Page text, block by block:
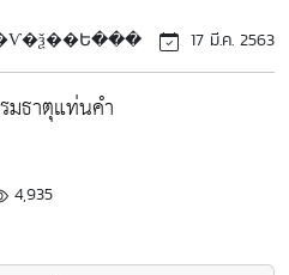
17 มี.ค. 2563
ธาตุแท่นคำ
4,935